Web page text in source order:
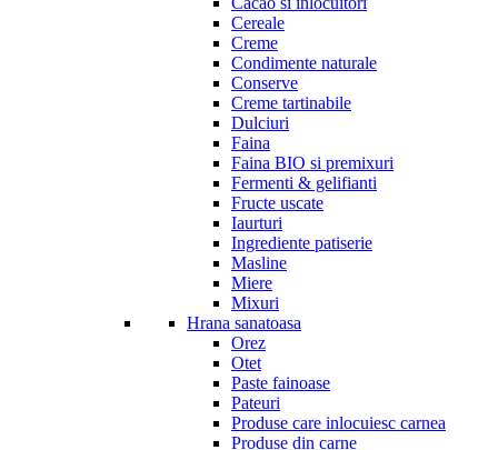
Cereale
Creme
Condimente naturale
Conserve
Creme tartinabile
Dulciuri
Faina
Faina BIO si premixuri
Fermenti & gelifianti
Fructe uscate
Iaurturi
Ingrediente patiserie
Masline
Miere
Mixuri
Hrana sanatoasa
Orez
Otet
Paste fainoase
Pateuri
Produse care inlocuiesc carnea
Produse din carne